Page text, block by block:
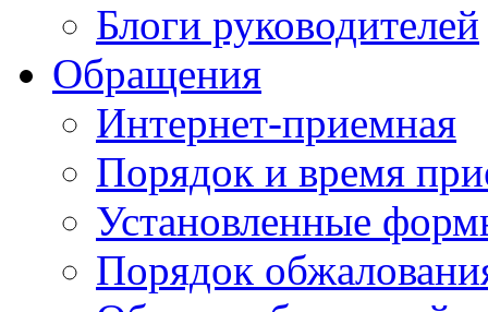
Блоги руководителей
Обращения
Интернет-приемная
Порядок и время
Установленные
Порядок